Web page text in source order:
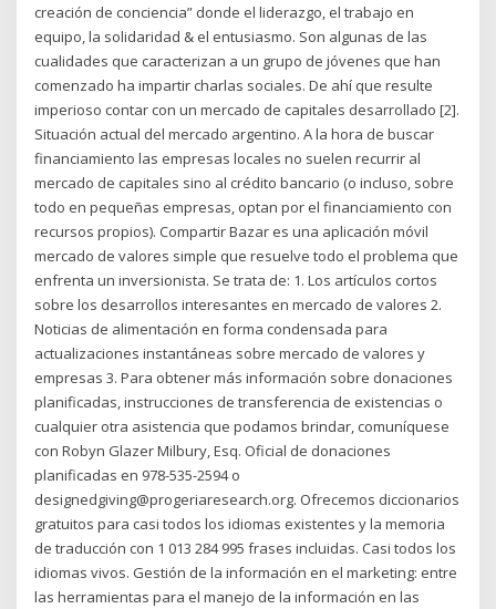
creación de conciencia” donde el liderazgo, el trabajo en
equipo, la solidaridad & el entusiasmo. Son algunas de las
cualidades que caracterizan a un grupo de jóvenes que han
comenzado ha impartir charlas sociales. De ahí que resulte
imperioso contar con un mercado de capitales desarrollado [2].
Situación actual del mercado argentino. A la hora de buscar
financiamiento las empresas locales no suelen recurrir al
mercado de capitales sino al crédito bancario (o incluso, sobre
todo en pequeñas empresas, optan por el financiamiento con
recursos propios). Compartir Bazar es una aplicación móvil
mercado de valores simple que resuelve todo el problema que
enfrenta un inversionista. Se trata de: 1. Los artículos cortos
sobre los desarrollos interesantes en mercado de valores 2.
Noticias de alimentación en forma condensada para
actualizaciones instantáneas sobre mercado de valores y
empresas 3. Para obtener más información sobre donaciones
planificadas, instrucciones de transferencia de existencias o
cualquier otra asistencia que podamos brindar, comuníquese
con Robyn Glazer Milbury, Esq. Oficial de donaciones
planificadas en 978-535-2594 o
designedgiving@progeriaresearch.org. Ofrecemos diccionarios
gratuitos para casi todos los idiomas existentes y la memoria
de traducción con 1 013 284 995 frases incluidas. Casi todos los
idiomas vivos. Gestión de la información en el marketing: entre
las herramientas para el manejo de la información en las